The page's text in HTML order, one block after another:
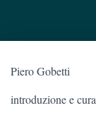
Piero Gobetti
introduzione e